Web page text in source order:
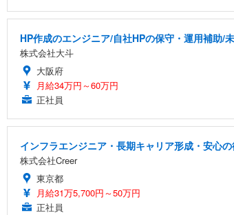
HP作成のエンジニア/自社HPの保守・運用補助/
株式会社大斗
大阪府
月給34万円～60万円
正社員
インフラエンジニア・長期キャリア形成・安心
株式会社Creer
東京都
月給31万5,700円～50万円
正社員